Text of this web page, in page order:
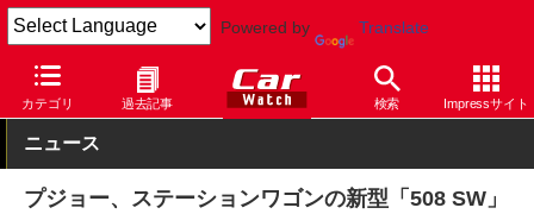
Powered by Translate
カテゴリ 過去記事 検索 Impressサイト
Car Watch 自動車 プジョー 508
ニュース
プジョー、ステーションワゴンの新型「508 SW」